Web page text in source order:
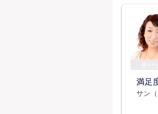
満足
サン（